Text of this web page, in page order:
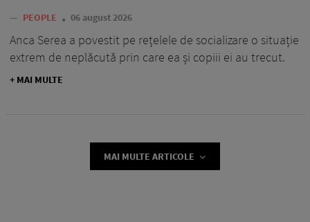
— PEOPLE 06 august 2026
Anca Serea a povestit pe rețelele de socializare o situație
extrem de neplăcută prin care ea și copiii ei au trecut.
+ MAI MULTE
MAI MULTE ARTICOLE